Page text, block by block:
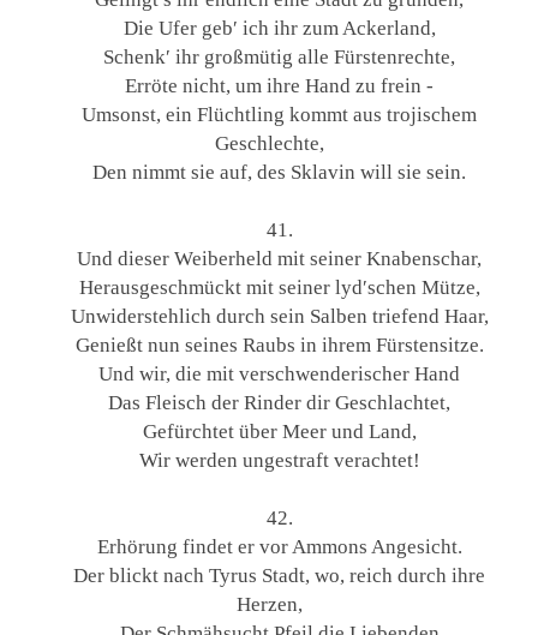
Die Ufer geb′ ich ihr zum Ackerland,
Schenk′ ihr großmütig alle Fürstenrechte,
Erröte nicht, um ihre Hand zu frein -
Umsonst, ein Flüchtling kommt aus trojischem
Geschlechte,
Den nimmt sie auf, des Sklavin will sie sein.
41.
Und dieser Weiberheld mit seiner Knabenschar,
Herausgeschmückt mit seiner lyd′schen Mütze,
Unwiderstehlich durch sein Salben triefend Haar,
Genießt nun seines Raubs in ihrem Fürstensitze.
Und wir, die mit verschwenderischer Hand
Das Fleisch der Rinder dir Geschlachtet,
Gefürchtet über Meer und Land,
Wir werden ungestraft verachtet!
42.
Erhörung findet er vor Ammons Angesicht.
Der blickt nach Tyrus Stadt, wo, reich durch ihre
Herzen,